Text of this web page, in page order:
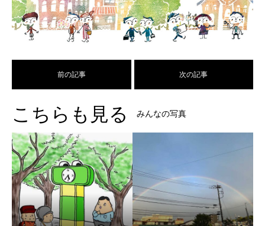
前の記事 次の記事
こちらも見る みんなの写真